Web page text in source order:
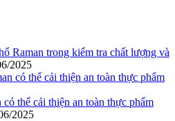
Raman trong kiểm tra chất lượng và
2025
thể cải thiện an toàn thực phẩm
2025